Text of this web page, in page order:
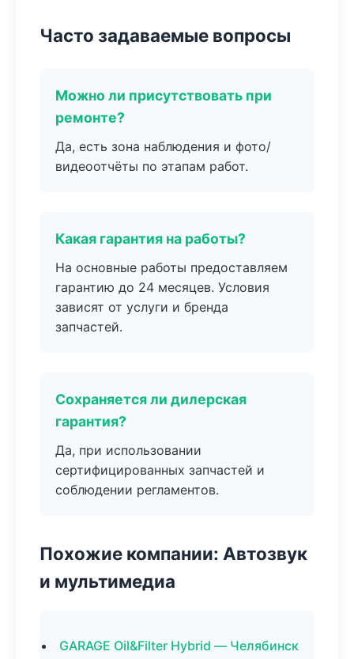
Часто задаваемые вопросы
Можно ли присутствовать при
ремонте?
Да, есть зона наблюдения и фото/
видеоотчёты по этапам работ.
Какая гарантия на работы?
На основные работы предоставляем
гарантию до 24 месяцев. Условия
зависят от услуги и бренда
запчастей.
Сохраняется ли дилерская
гарантия?
Да, при использовании
сертифицированных запчастей и
соблюдении регламентов.
Похожие компании: Автозвук
и мультимедиа
GARAGE Oil&Filter Hybrid — Челябинск